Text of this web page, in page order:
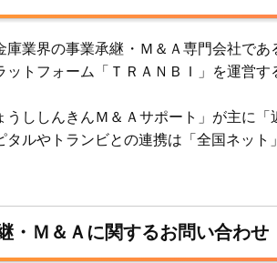
業界の事業承継・Ｍ＆Ａ専門会社であ
ットフォーム「ＴＲＡＮＢＩ」を運営
ししんきんＭ＆Ａサポート」が主に「
タルやトランビとの連携は「全国ネット
・Ｍ＆Ａに関するお問い合わせ